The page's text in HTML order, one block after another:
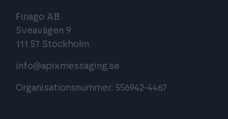
Finago AB
Sveavägen 9
111 57 Stockholm
info@apixmessaging.se
Organisationsnummer: 556942-4467